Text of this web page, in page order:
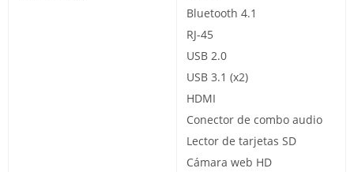
Bluetooth 4.1
RJ-45
USB 2.0
USB 3.1 (x2)
HDMI
Conector de combo audio
Lector de tarjetas SD
Cámara web HD